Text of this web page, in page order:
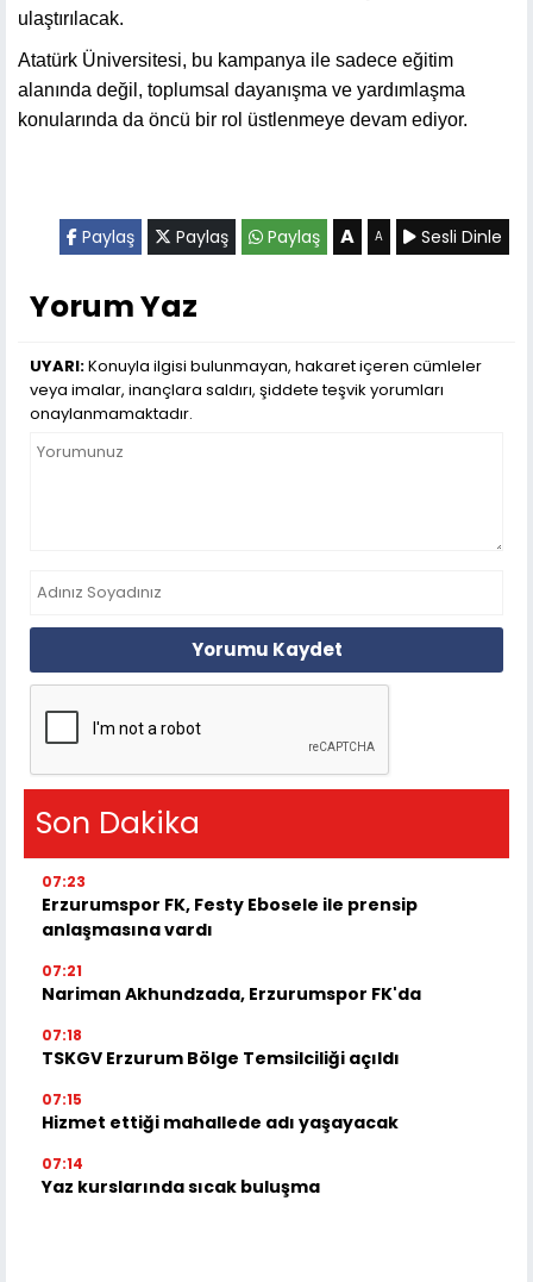
ulaştırılacak.
Atatürk Üniversitesi, bu kampanya ile sadece eğitim
alanında değil, toplumsal dayanışma ve yardımlaşma
konularında da öncü bir rol üstlenmeye devam ediyor.
Paylaş Paylaş Paylaş A A Sesli Dinle
Yorum Yaz
UYARI:Konuyla ilgisi bulunmayan, hakaret içeren cümleler
veya imalar, inançlara saldırı, şiddete teşvik yorumları
onaylanmamaktadır.
Yorumu Kaydet
Son Dakika
07:23
Erzurumspor FK, Festy Ebosele ile prensip
anlaşmasına vardı
07:21
Nariman Akhundzada, Erzurumspor FK'da
07:18
TSKGV Erzurum Bölge Temsilciliği açıldı
07:15
Hizmet ettiği mahallede adı yaşayacak
07:14
Yaz kurslarında sıcak buluşma